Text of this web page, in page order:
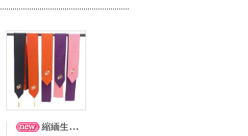
縮緬生地 抱え帯 訳あり品 難あり品 理由有り品 １９３０ 中古 貸衣装 処分品